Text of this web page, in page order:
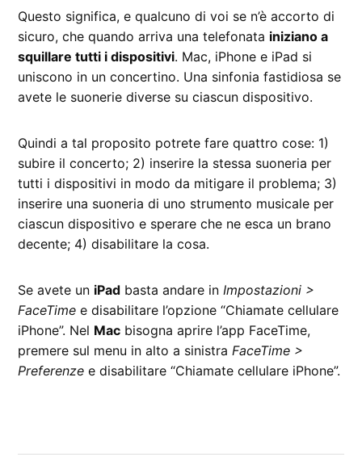
Questo significa, e qualcuno di voi se n’è accorto di
sicuro, che quando arriva una telefonata iniziano a
squillare tutti i dispositivi. Mac, iPhone e iPad si
uniscono in un concertino. Una sinfonia fastidiosa se
avete le suonerie diverse su ciascun dispositivo.
Quindi a tal proposito potrete fare quattro cose: 1)
subire il concerto; 2) inserire la stessa suoneria per
tutti i dispositivi in modo da mitigare il problema; 3)
inserire una suoneria di uno strumento musicale per
ciascun dispositivo e sperare che ne esca un brano
decente; 4) disabilitare la cosa.
Se avete un iPad basta andare inImpostazioni >
FaceTime e disabilitare l’opzione “Chiamate cellulare
iPhone”. Nel Mac bisogna aprire l’app FaceTime,
premere sul menu in alto a sinistraFaceTime >
Preferenze e disabilitare “Chiamate cellulare iPhone”.